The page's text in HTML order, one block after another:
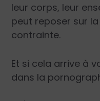
leur corps, leur
peut reposer sur
contrainte.
Et si cela arrive à
dans la